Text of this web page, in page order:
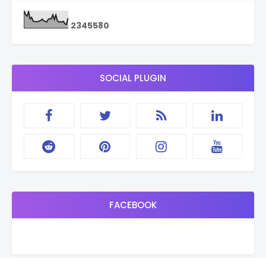
2345580
SOCIAL PLUGIN
FACEBOOK